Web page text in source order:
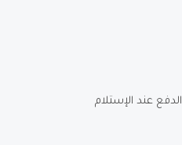
الدفع عند الإستلام